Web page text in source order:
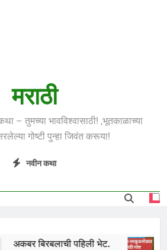
मराठी
– तुमच्या भावविश्वासाठी! ,भूतकाळाच्या
गोष्टी पुन्हा जिवंत करूया!
नवीन कथा
अकबर बिरबलाची पहिली भेट.